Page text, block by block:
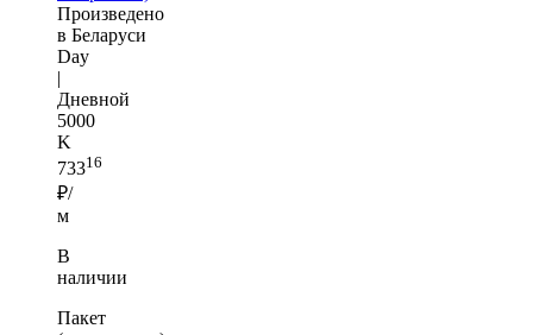
Произведено
в Беларуси
Day
|
Дневной
5000
K
73316
₽/
м
В
наличии
Пакет